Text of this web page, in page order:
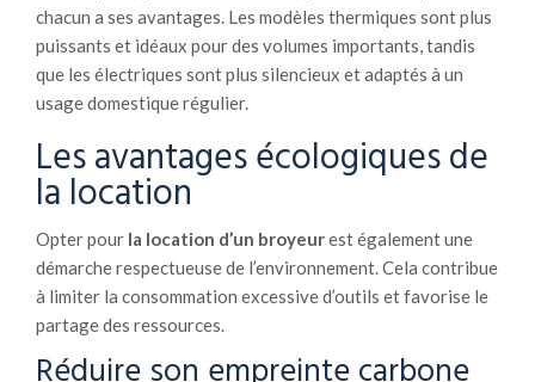
chacun a ses avantages. Les modèles thermiques sont plus
puissants et idéaux pour des volumes importants, tandis
que les électriques sont plus silencieux et adaptés à un
usage domestique régulier.
Les avantages écologiques de
la location
Opter pour la location d’un broyeurest également une
démarche respectueuse de l’environnement. Cela contribue
à limiter la consommation excessive d’outils et favorise le
partage des ressources.